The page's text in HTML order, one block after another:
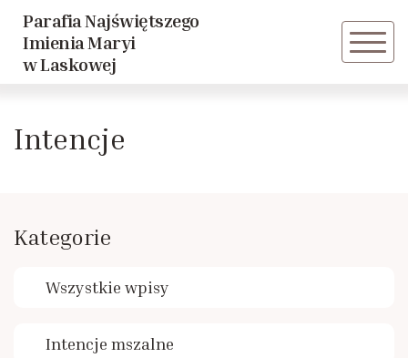
Parafia Najświętszego
Imienia Maryi
w Laskowej
Powrót
Parafialna Orkiestra Dęta
Grupa młodzieżowa
Intencje
Kategorie
Wszystkie wpisy
Intencje mszalne